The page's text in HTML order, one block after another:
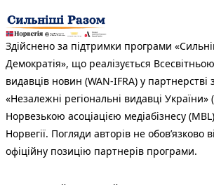
Здійснено за підтримки програми
Демократія», що реалізується
видавців новин (WAN-IFRA) у партнерстві
«Незалежні регіональні видавці України»
Норвезькою асоціацією медіабізнесу
Норвегії. Погляди авторів не обов’язково
офіційну позицію партнерів програми.